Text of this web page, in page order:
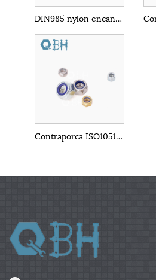
DIN985 nylon encanta a contraporca
Contraporca ISO10512 de nylon